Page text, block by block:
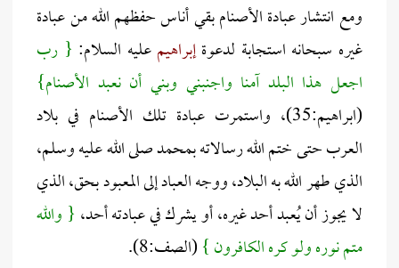
ومع انتشار عبادة الأصنام بقي أناس حفظهم الله من عبادة
غيره سبحانه استجابة لدعوةإبراهيمعليه السلام: { رب
اجعل هذا البلد آمنا واجنبني وبني أن نعبد الأصنام}
(ابراهيم:35)، واستمرت عبادة تلك الأصنام في بلاد
العرب حتى ختم الله رسالاته بمحمد صلى الله عليه وسلم،
الذي طهر الله به البلاد، ووجه العباد إلى المعبود بحق، الذي
لا يجوز أن يُعبد أحد غيره، أو يشرك في عبادته أحد، { والله
متم نوره ولو كره الكافرون }(الصف:8).